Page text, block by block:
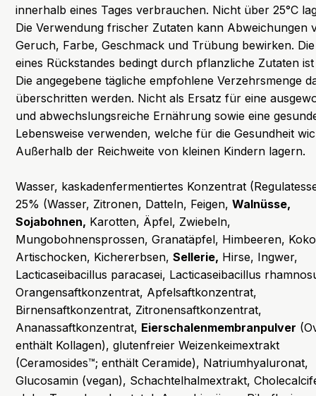
innerhalb eines Tages verbrauchen. Nicht über 25°C
Die Verwendung frischer Zutaten kann Abweichungen
Geruch, Farbe, Geschmack und Trübung bewirken.
eines Rückstandes bedingt durch pflanzliche Zutaten
Die angegebene tägliche empfohlene Verzehrsmenge
überschritten werden. Nicht als Ersatz für eine
und abwechslungsreiche Ernährung sowie eine
Lebensweise verwenden, welche für die Gesundheit
Außerhalb der Reichweite von kleinen Kindern lagern.
Wasser, kaskadenfermentiertes Konzentrat
25% (Wasser, Zitronen, Datteln, Feigen,Walnüsse,
Sojabohnen, Karotten, Äpfel, Zwiebeln,
Mungobohnensprossen, Granatäpfel, Himbeeren,
Artischocken, Kichererbsen,Sellerie, Hirse, Ingwer,
Lacticaseibacillus paracasei, Lacticaseibacillus
Orangensaftkonzentrat, Apfelsaftkonzentrat,
Birnensaftkonzentrat, Zitronensaftkonzentrat,
Ananassaftkonzentrat, Eierschalenmembranpulver
enthält Kollagen), glutenfreier Weizenkeimextrakt
(Ceramosides™; enthält Ceramide), Natriumhyaluronat,
Glucosamin (vegan), Schachtelhalmextrakt,